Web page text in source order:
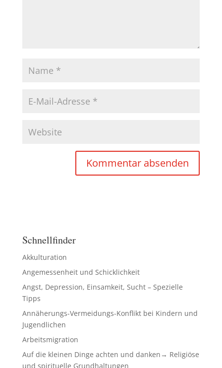
Schnellfinder
Akkulturation
Angemessenheit und Schicklichkeit
Angst, Depression, Einsamkeit, Sucht – Spezielle
Tipps
Annäherungs-Vermeidungs-Konflikt bei Kindern und
Jugendlichen
Arbeitsmigration
Auf die kleinen Dinge achten und danken→ Religiöse
und spirituelle Grundhaltungen